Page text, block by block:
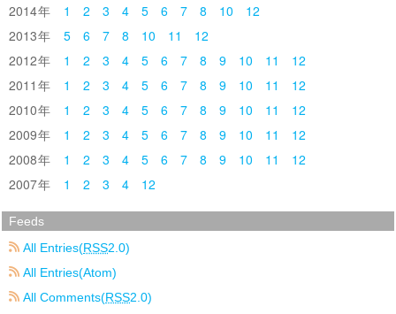
2014
1 2 3 4 5 6 7 8 10
12
2013
5 6 7 8 10 11
12
2012
1 2 3 4 5 6 7 8 9 10 11
12
2011
1 2 3 4 5 6 7 8 9 10 11
12
2010
1 2 3 4 5 6 7 8 9 10 11
12
2009
1 2 3 4 5 6 7 8 9 10 11
12
2008
1 2 3 4 5 6 7 8 9 10 11
12
2007
1 2 3 4 12
Feeds
All Entries(RSS2.0)
All Entries(Atom)
All Comments(RSS2.0)